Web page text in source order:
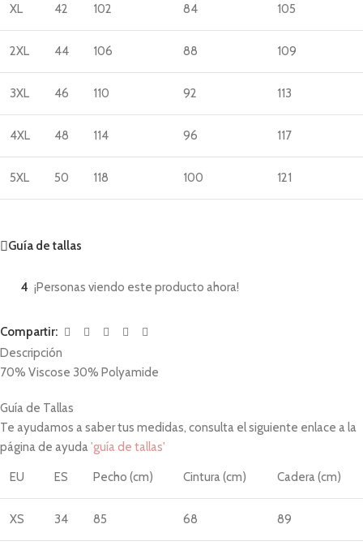
XL 42 102 84 105
2XL 44 106 88 109
3XL 46 110 92 113
4XL 48 114 96 117
5XL 50 118 100 121
Guía de tallas
4 ¡Personas viendo este producto ahora!
Compartir:
Descripción
70% Viscose 30% Polyamide
Guía de Tallas
Te ayudamos a saber tus medidas, consulta el siguiente enlace a la
página de ayuda'guía de tallas'
EU ES Pecho (cm) Cintura (cm) Cadera (cm)
XS 34 85 68 89